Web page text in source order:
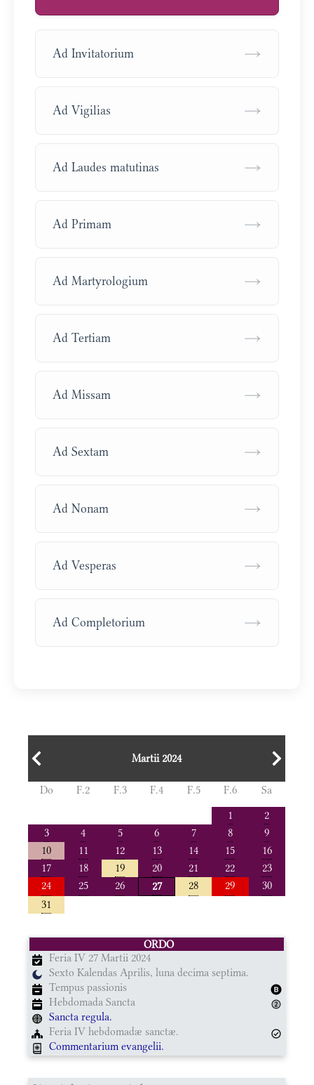
Ad Invitatorium →
Ad Vigilias →
Ad Laudes matutinas →
Ad Primam →
Ad Martyrologium →
Ad Tertiam →
Ad Missam →
Ad Sextam →
Ad Nonam →
Ad Vesperas →
Ad Completorium →
Martii 2024
Do F.2 F.3 F.4 F.5 F.6
Sa
1
2
3
4 5 6 7 8
9
10
11 12 13 14 15
16
17
18 19 20 21 22
23
24
25 26 27 28 29
30
31
ORDO
Feria IV 27 Martii 2024
Sexto Kalendas Aprilis, luna decima septima.
Tempus passionis
Hebdomada Sancta
Sancta regula.
Feria IV hebdomadæ sanctæ.
Commentarium evangelii.